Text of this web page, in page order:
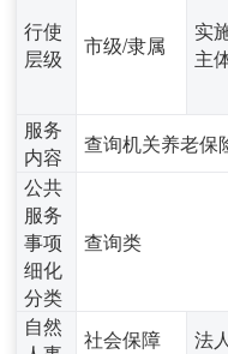
行使
层级
市级/隶属
实
主
服务
内容
查询机关养老保
公共
服务
事项
细化
分类
查询类
自然
社会保障
法人